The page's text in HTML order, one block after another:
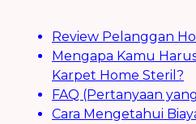
Review Pelanggan
Mengapa Kamu
Karpet Home Steril?
FAQ (Pertanyaan
Cara Mengetahui